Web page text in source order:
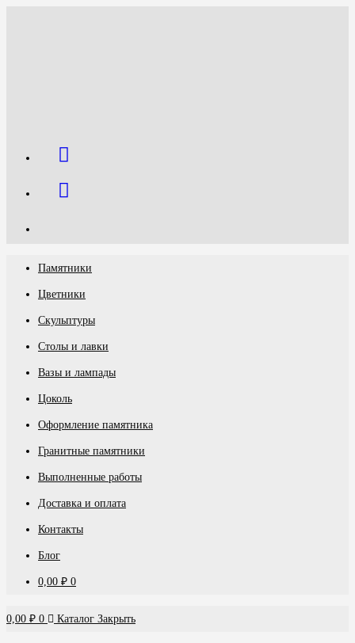
Памятники
Цветники
Скульптуры
Столы и лавки
Вазы и лампады
Цоколь
Оформление памятника
Гранитные памятники
Выполненные работы
Доставка и оплата
Контакты
Блог
0,00 ₽ 0
0,00 ₽ 0 Каталог Закрыть